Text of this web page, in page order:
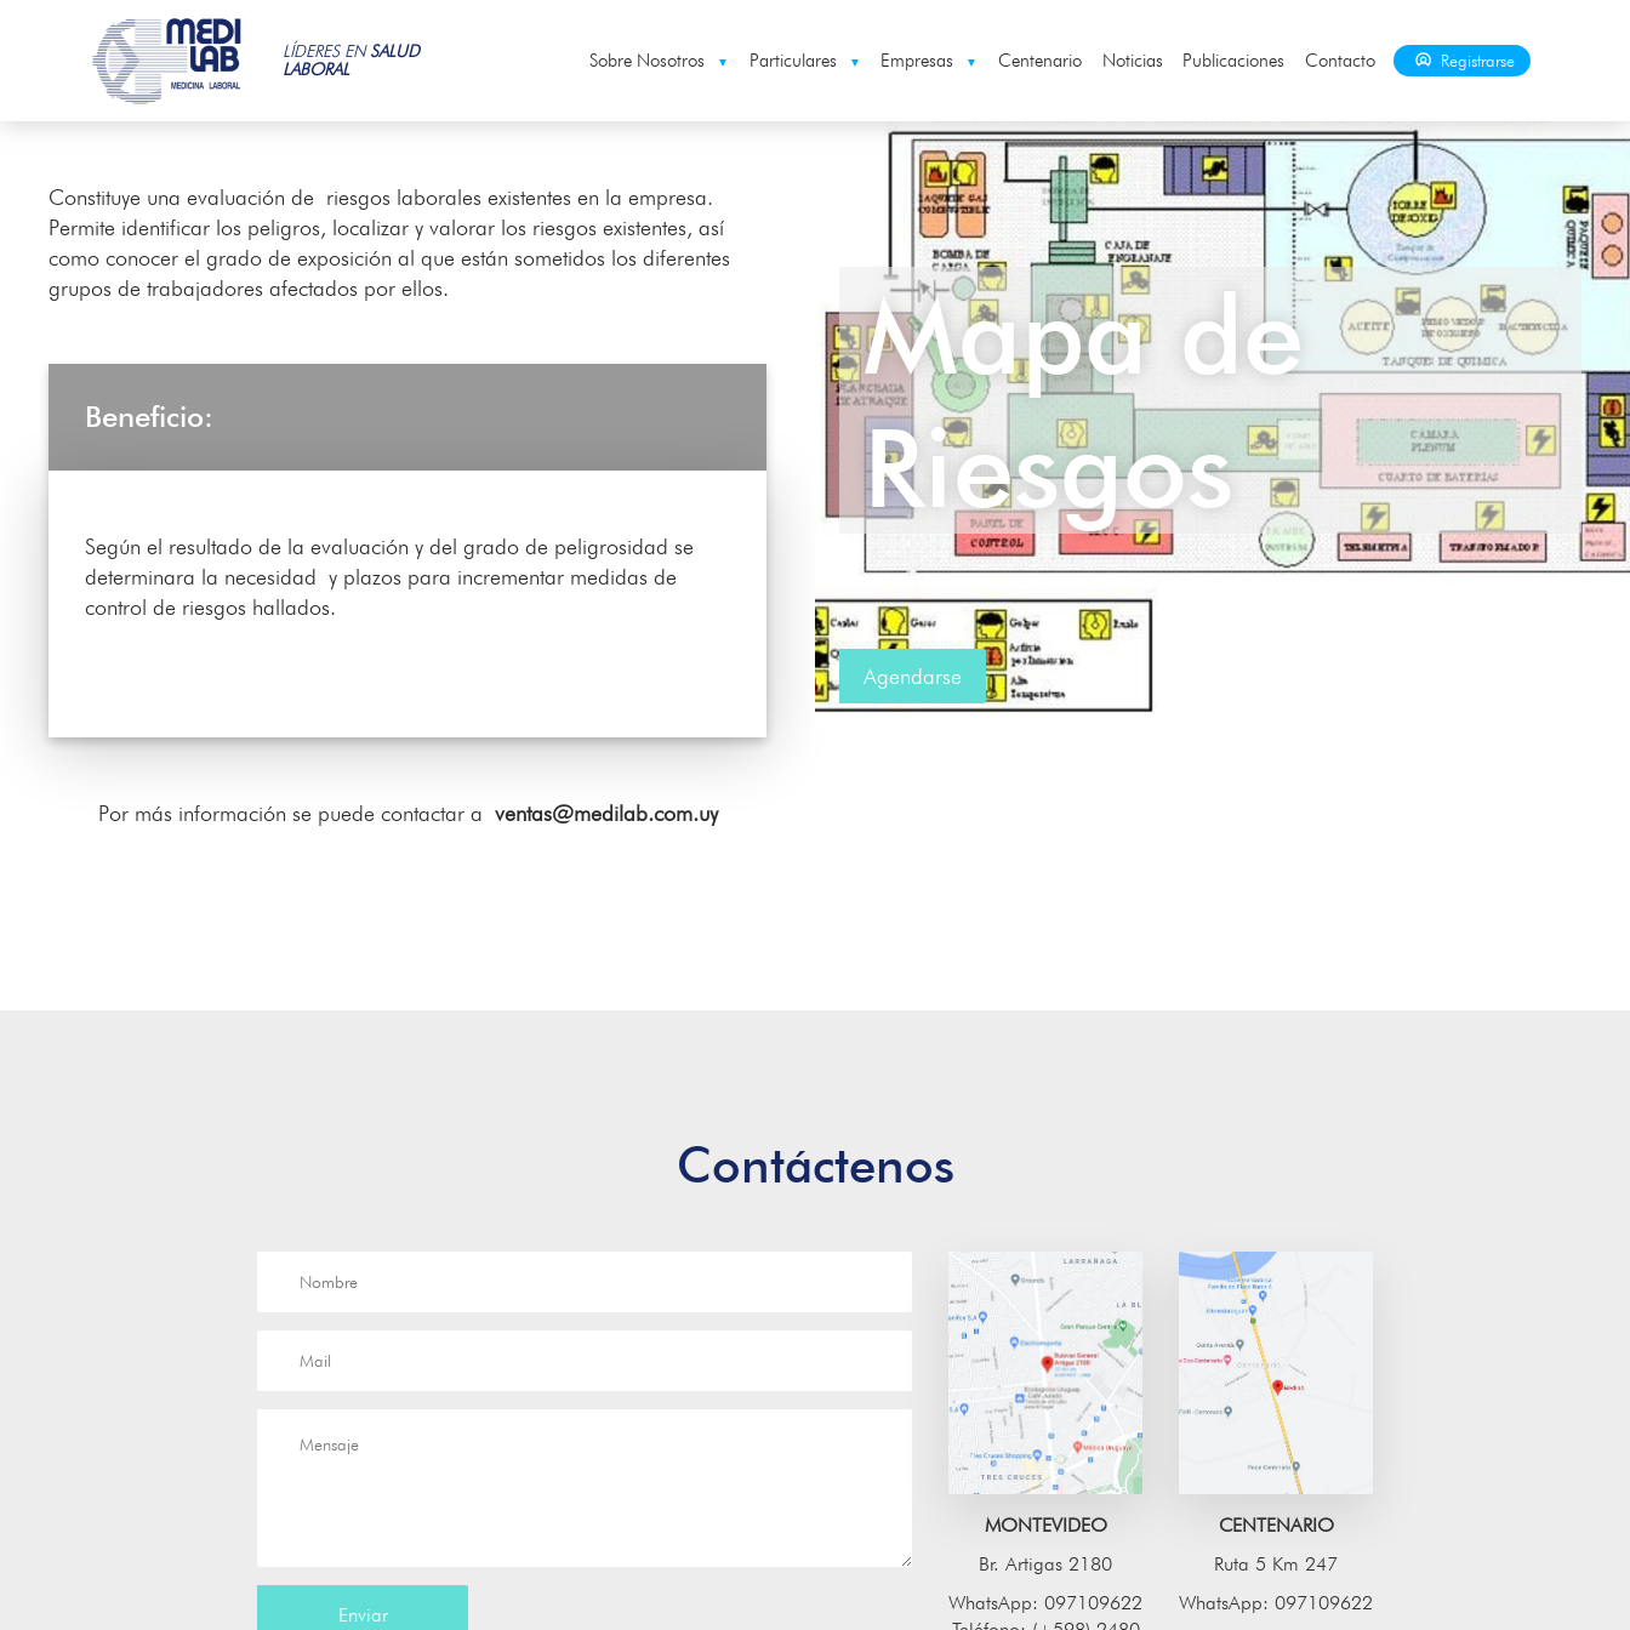
LÍDERES ENSALUD
LABORAL
Sobre Nosotros ▼ Particulares ▼ Empresas ▼ Centenario Noticias Publicaciones Contacto Registrarse
Constituye una evaluación de riesgos laborales existentes en la empresa.
Permite identificar los peligros, localizar y valorar los riesgos existentes, así
como conocer el grado de exposición al que están sometidos los diferentes
grupos de trabajadores afectados por ellos.
Beneficio:
Según el resultado de la evaluación y del grado de peligrosidad se
determinara la necesidad y plazos para incrementar medidas de
control de riesgos hallados.
Por más información se puede contactar a ventas@medilab.com.uy
Mapa de
Riesgos
Agendarse
Contáctenos
Enviar
MONTEVIDEO
Br. Artigas 2180
WhatsApp: 097109622
CENTENARIO
Ruta 5 Km 247
WhatsApp: 097109622